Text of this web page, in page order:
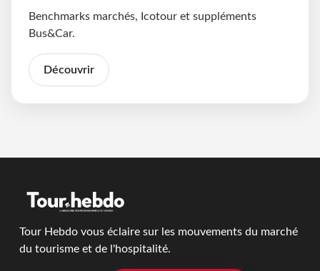
Benchmarks marchés, Icotour et suppléments
Bus&Car.
Découvrir
Tour Hebdo vous éclaire sur les mouvements du marché
du tourisme et de l'hospitalité.